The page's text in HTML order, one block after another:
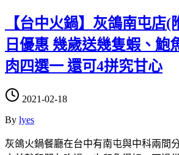
【台中火鍋】灰鴿南屯店(
日優惠 幾歲送幾隻蝦、鮑
肉四選一 還可4拼究甘心
2021-02-18
By lyes
灰鴿火鍋餐廳在台中有南屯與中科兩間